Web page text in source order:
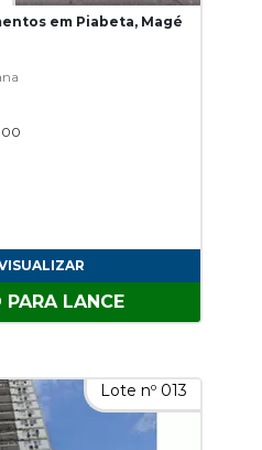
em Piabeta, Magé
PARA LANCE
Lote nº 013